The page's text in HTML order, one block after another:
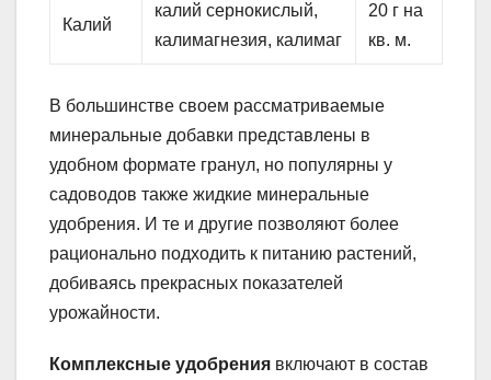
Калий
калий сернокислый,
калимагнезия, калимаг
20 г на
кв. м.
В большинстве своем рассматриваемые
минеральные добавки представлены в
удобном формате гранул, но популярны у
садоводов также жидкие минеральные
удобрения. И те и другие позволяют более
рационально подходить к питанию растений,
добиваясь прекрасных показателей
урожайности.
Комплексные удобрения включают в состав